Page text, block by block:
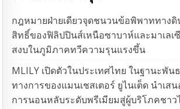
กฎหมายฝ่ายเดียวจุดชนวนข้อพิพาททางดิ
สิทธิ์ของฟิลิปปินส์เหนือซาบาห์และมาเลเ
สงบในภูมิภาคทวีความรุนแรงขึ้น
MLILY เปิดตัวในประเทศไทย ในฐานะพัน
ทางการของแมนเชสเตอร์ ยูไนเต็ด นำเ
การนอนหลับระดับพรีเมียมสู่ผู้บริโภคชาว